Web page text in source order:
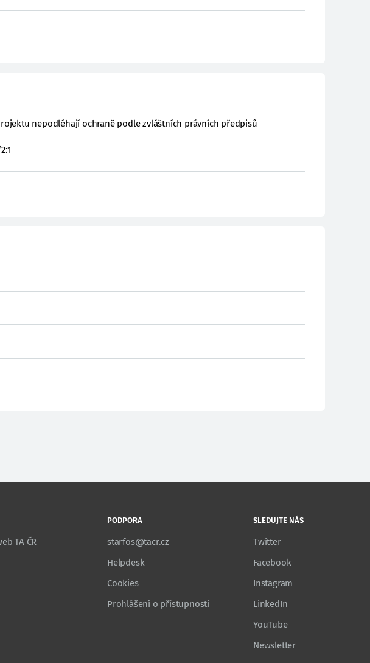
nepodléhají ochraně podle zvláštních právních předpisů
TA ČR
PODPORA
starfos@tacr.cz
Helpdesk
Cookies
Prohlášení o přístupnosti
SLEDUJTE NÁS
Twitter
Facebook
Instagram
LinkedIn
YouTube
Newsletter